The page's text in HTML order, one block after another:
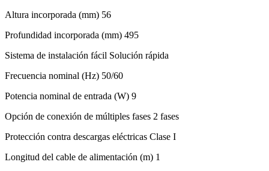
Altura incorporada (mm) 56
Profundidad incorporada (mm) 495
Sistema de instalación fácil Solución rápida
Frecuencia nominal (Hz) 50/60
Potencia nominal de entrada (W) 9
Opción de conexión de múltiples fases 2 fases
Protección contra descargas eléctricas Clase I
Longitud del cable de alimentación (m) 1